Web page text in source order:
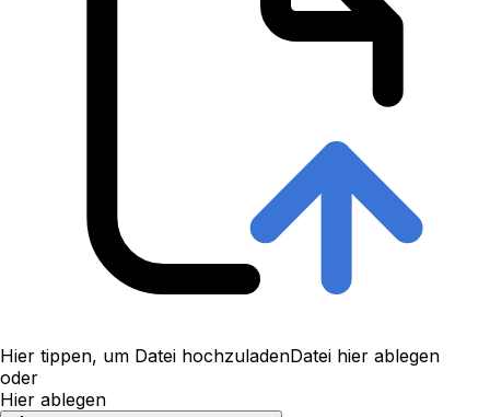
Hier tippen, um Datei hochzuladenDatei hier ablegen
oder
Hier ablegen